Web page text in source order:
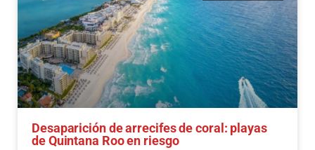
Desaparición de arrecifes de coral: playas
de Quintana Roo en riesgo